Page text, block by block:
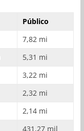
Público
7,82 mi
5,31 mi
3,22 mi
2,32 mi
2,14 mi
431,27 mil